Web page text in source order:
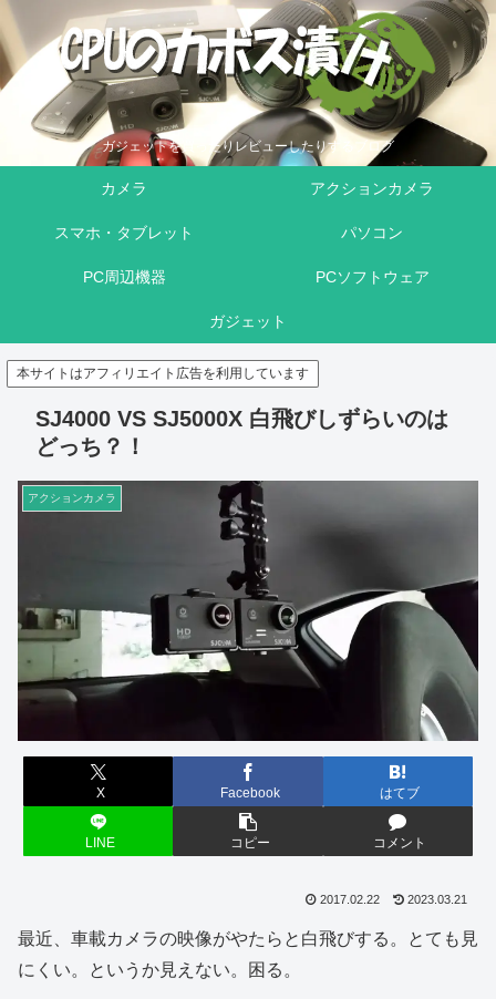
ガジェットを買ったりレビューしたりするブログ
カメラ アクションカメラ
スマホ・タブレット パソコン
PC周辺機器 PCソフトウェア
ガジェット
本サイトはアフィリエイト広告を利用しています
SJ4000 VS SJ5000X 白飛びしずらいのは
どっち？！
アクションカメラ
X Facebook はてブ
LINE コピー コメント
2017.02.22 2023.03.21
最近、車載カメラの映像がやたらと白飛びする。とても見
にくい。というか見えない。困る。